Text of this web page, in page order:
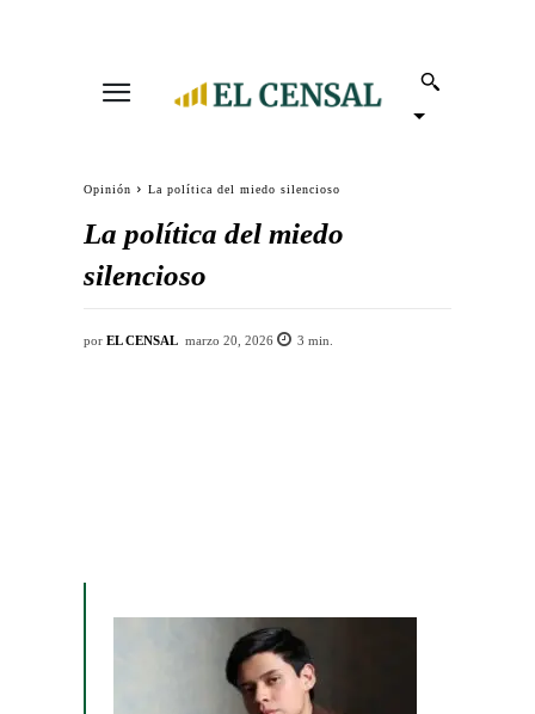
Opinión La política del miedo silencioso
La política del miedo
silencioso
por EL CENSAL marzo 20, 2026 3 min.